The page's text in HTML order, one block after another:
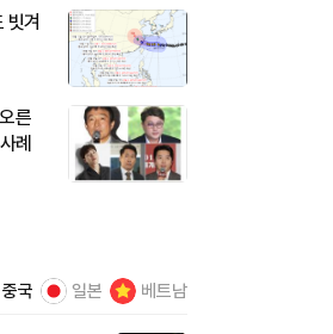
빗겨
른
례
중국 일본 베트남